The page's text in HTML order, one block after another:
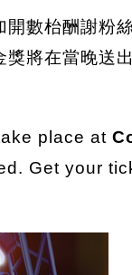
開數枱酬謝粉
將在當晚送
place at
Get your